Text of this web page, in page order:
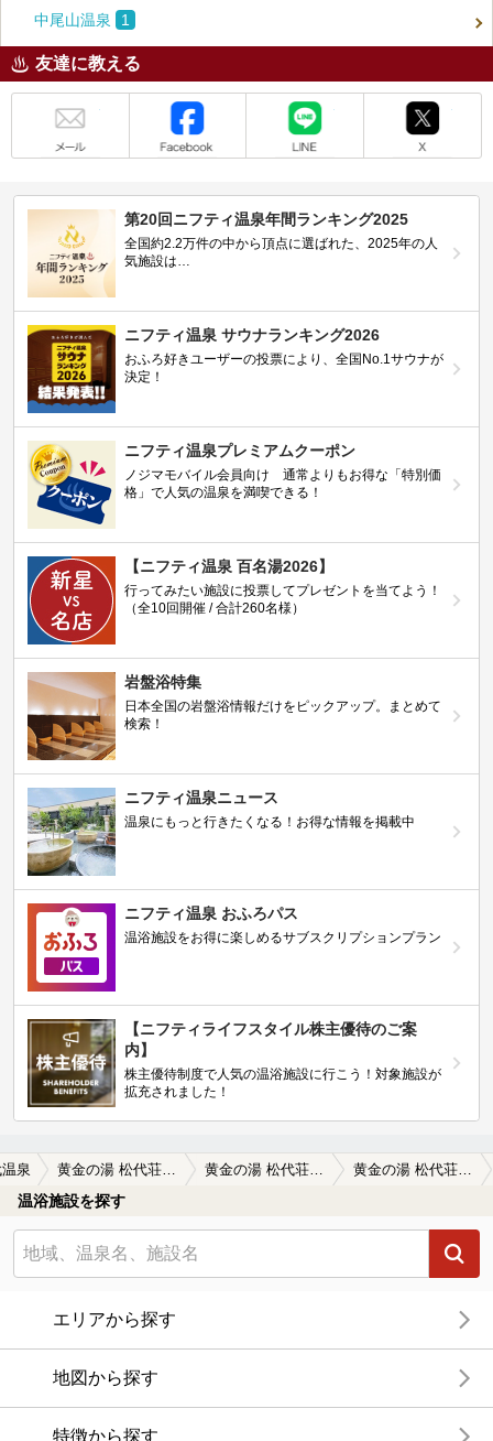
中尾山温泉 1
友達に教える
第20回ニフティ温泉年間ランキング2025
全国約2.2万件の中から頂点に選ばれた、2025年の人
気施設は…
ニフティ温泉 サウナランキング2026
おふろ好きユーザーの投票により、全国No.1サウナが
決定！
ニフティ温泉プレミアムクーポン
ノジマモバイル会員向け 通常よりもお得な「特別価
格」で人気の温泉を満喫できる！
【ニフティ温泉 百名湯2026】
行ってみたい施設に投票してプレゼントを当てよう！
（全10回開催 / 合計260名様）
岩盤浴特集
日本全国の岩盤浴情報だけをピックアップ。まとめて
検索！
ニフティ温泉ニュース
温泉にもっと行きたくなる！お得な情報を掲載中
ニフティ温泉 おふろパス
温浴施設をお得に楽しめるサブスクリプションプラン
【ニフティライフスタイル株主優待のご案
内】
株主優待制度で人気の温浴施設に行こう！対象施設が
拡充されました！
泉 黄金の湯 松代荘 （旧 国民宿舎 松代荘）の口コミ ランチやソフトクリームも
温浴施設を探す
エリアから探す
地図から探す
特徴から探す